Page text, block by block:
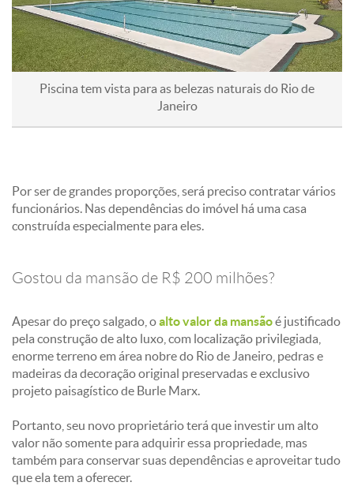
Piscina tem vista para as belezas naturais do Rio de
Janeiro
funcionários. Nas dependências do imóvel há uma casa
construída especialmente para eles.
Gostou da mansão de R$ 200 milhões?
Apesar do preço salgado, oalto valor da mansãoé justificado
pela construção de alto luxo, com localização privilegiada,
enorme terreno em área nobre do Rio de Janeiro, pedras e